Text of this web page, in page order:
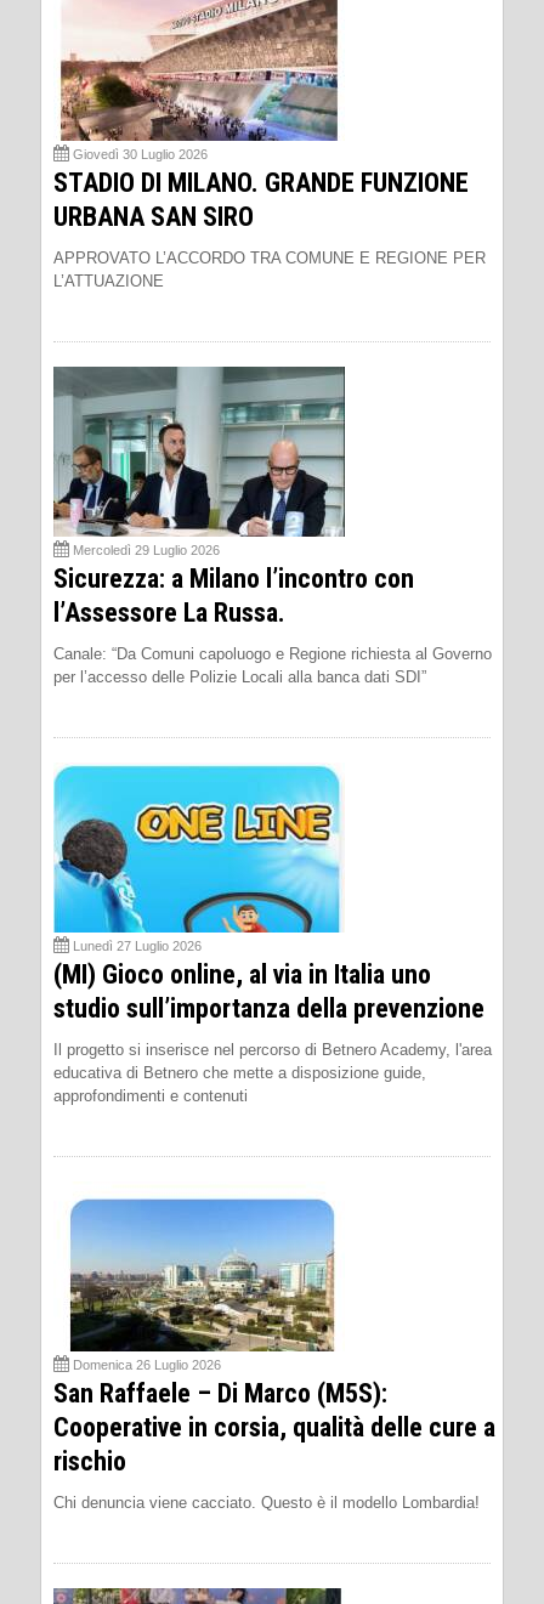
Giovedì 30 Luglio 2026
STADIO DI MILANO. GRANDE FUNZIONE
URBANA SAN SIRO
APPROVATO L’ACCORDO TRA COMUNE E REGIONE PER
L’ATTUAZIONE
Mercoledì 29 Luglio 2026
Sicurezza: a Milano l’incontro con
l’Assessore La Russa.
Canale: “Da Comuni capoluogo e Regione richiesta al Governo
per l’accesso delle Polizie Locali alla banca dati SDI”
Lunedì 27 Luglio 2026
(MI) Gioco online, al via in Italia uno
studio sull’importanza della prevenzione
Il progetto si inserisce nel percorso di Betnero Academy, l'area
educativa di Betnero che mette a disposizione guide,
approfondimenti e contenuti
Domenica 26 Luglio 2026
San Raffaele – Di Marco (M5S):
Cooperative in corsia, qualità delle cure a
rischio
Chi denuncia viene cacciato. Questo è il modello Lombardia!